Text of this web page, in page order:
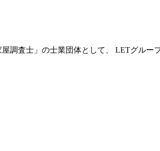
調査士」の士業団体として、 LETグルー